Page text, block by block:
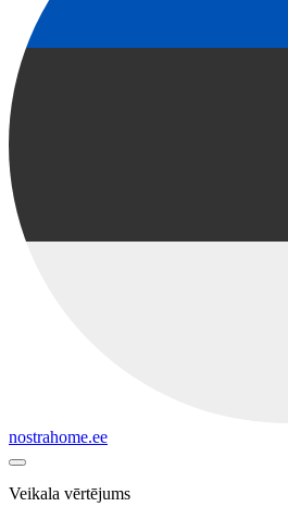
nostrahome.ee
Veikala vērtējums